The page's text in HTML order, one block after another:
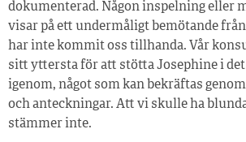
dokumenterad. Någon inspelning eller
visar på ett undermåligt bemötande
har inte kommit oss tillhanda. Vår
sitt yttersta för att stötta Josephine i
igenom, något som kan bekräftas
och anteckningar. Att vi skulle ha
stämmer inte.